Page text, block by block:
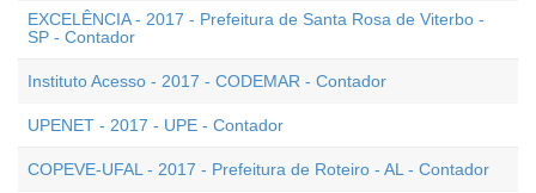
EXCELÊNCIA - 2017 - Prefeitura de Santa Rosa de Viterbo -
SP - Contador
Instituto Acesso - 2017 - CODEMAR - Contador
UPENET - 2017 - UPE - Contador
COPEVE-UFAL - 2017 - Prefeitura de Roteiro - AL - Contador